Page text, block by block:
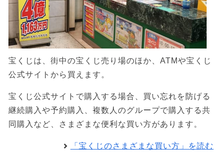
宝くじは、街中の宝くじ売り場のほか、ATMや宝くじ
公式サイトから買えます。
宝くじ公式サイトで購入する場合、買い忘れを防げる
継続購入や予約購入、複数人のグループで購入する共
同購入など、さまざまな便利な買い方があります。
「宝くじのさまざまな買い方」を読む